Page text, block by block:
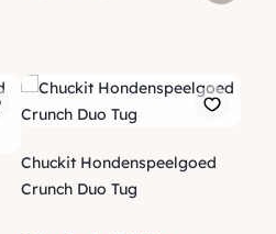
Chuckit Hondenspeelgoed
Crunch Duo Tug